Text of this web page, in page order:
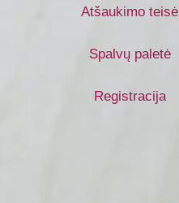
Atšaukimo teisė
Spalvų paletė
Registracija